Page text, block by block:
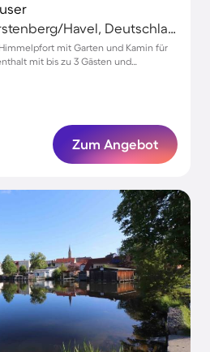
Himmelpfort, Fürstenberg/Havel, Deutschland
mit Garten und Kamin für
mit bis zu 3 Gästen und
Zum Angebot